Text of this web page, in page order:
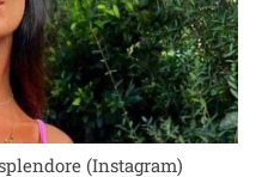
(Instagram)